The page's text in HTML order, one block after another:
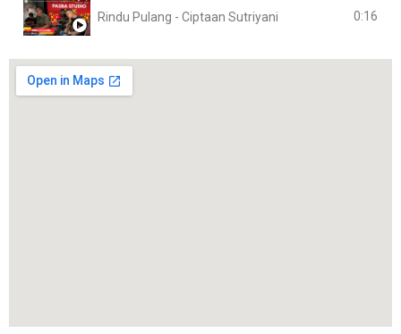
Rindu Pulang - Ciptaan Sutriyani 0:16